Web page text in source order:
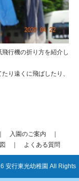
行機の折り方を紹介し
り遠くに飛ばしたり、
入園のご案内
よくある質問
安行東光幼稚園 All Rights